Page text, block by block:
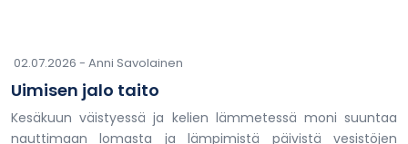
02.07.2026 - Anni Savolainen
Uimisen jalo taito
Kesäkuun väistyessä ja kelien lämmetessä moni suuntaa
nauttimaan lomasta ja lämpimistä päivistä vesistöjen